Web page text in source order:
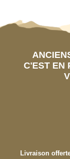
C'EST EN
Livraison